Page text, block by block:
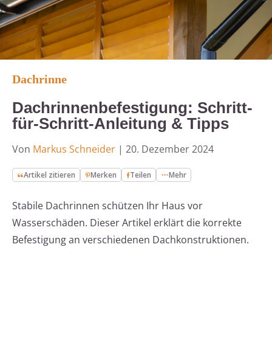
Dachrinne
Dachrinnenbefestigung: Schritt-
für-Schritt-Anleitung & Tipps
Von Markus Schneider | 20. Dezember 2024
Artikel zitieren Merken Teilen Mehr
Stabile Dachrinnen schützen Ihr Haus vor
Wasserschäden. Dieser Artikel erklärt die korrekte
Befestigung an verschiedenen Dachkonstruktionen.